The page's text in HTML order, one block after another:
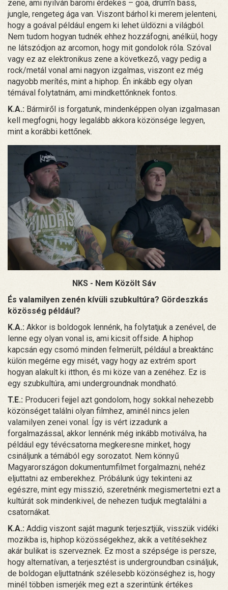
zene, ami nyilván baromi érdekes – goa, drum’n bass,
jungle, rengeteg ága van. Viszont bárhol ki merem jelenteni,
hogy a goával például engem ki lehet üldözni a világból.
Nem tudom hogyan tudnék ehhez hozzáfogni, anélkül, hogy
ne látszódjon az arcomon, hogy mit gondolok róla. Szóval
vagy ez az elektronikus zene a következő, vagy pedig a
rock/metál vonal ami nagyon izgalmas, viszont ez még
nagyobb merítés, mint a hiphop. Én inkább egy olyan
témával folytatnám, ami mindkettőnknek fontos.
K.A.: Bármiről is forgatunk, mindenképpen olyan izgalmasan
kell megfogni, hogy legalább akkora közönsége legyen,
mint a korábbi kettőnek.
NKS - Nem Közölt Sáv
És valamilyen zenén kívüli szubkultúra? Gördeszkás
közösség például?
K.A.: Akkor is boldogok lennénk, ha folytatjuk a zenével, de
lenne egy olyan vonal is, ami kicsit offside. A hiphop
kapcsán egy csomó minden felmerült, például a breaktánc
külön megérne egy misét, vagy hogy az extrém sport
hogyan alakult ki itthon, és mi köze van a zenéhez. Ez is
egy szubkultúra, ami undergroundnak mondható.
T.E.: Produceri fejjel azt gondolom, hogy sokkal nehezebb
közönséget találni olyan filmhez, aminél nincs jelen
valamilyen zenei vonal. Így is vért izzadunk a
forgalmazással, akkor lennénk még inkább motiválva, ha
például egy tévécsatorna megkeresne minket, hogy
csináljunk a témából egy sorozatot. Nem könnyű
Magyarországon dokumentumfilmet forgalmazni, nehéz
eljuttatni az emberekhez. Próbálunk úgy tekinteni az
egészre, mint egy misszió, szeretnénk megismertetni ezt a
kultúrát sok mindenkivel, de nehezen tudjuk megtalálni a
csatornákat.
K.A.: Addig viszont saját magunk terjesztjük, visszük vidéki
mozikba is, hiphop közösségekhez, akik a vetítésekhez
akár bulikat is szerveznek. Ez most a szépsége is persze,
hogy alternatívan, a terjesztést is undergroundban csináljuk,
de boldogan eljuttatnánk szélesebb közönséghez is, hogy
minél többen ismerjék meg ezt a szerintünk értékes